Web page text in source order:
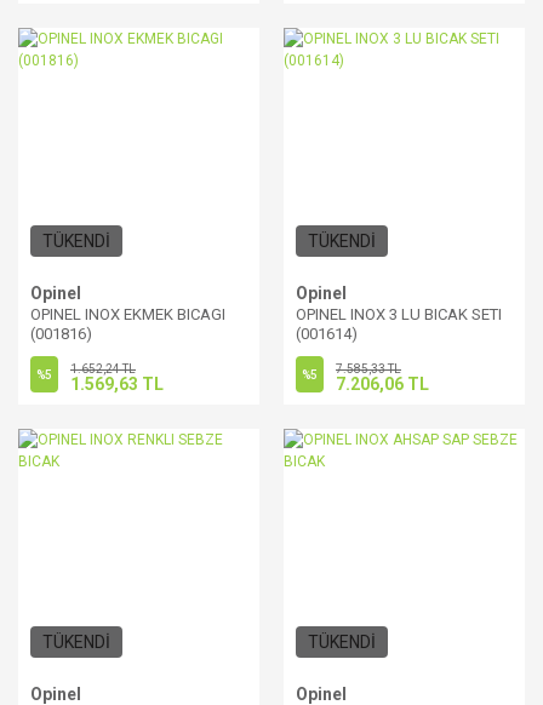
TÜKENDİ
Opinel
OPINEL INOX EKMEK BICAGI
(001816)
%5 1.652,24 TL
1.569,63 TL
TÜKENDİ
Opinel
OPINEL INOX 3 LU BICAK SETI
(001614)
%5 7.585,33 TL
7.206,06 TL
TÜKENDİ
Opinel
TÜKENDİ
Opinel